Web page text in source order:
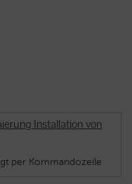
per Kommandozeile